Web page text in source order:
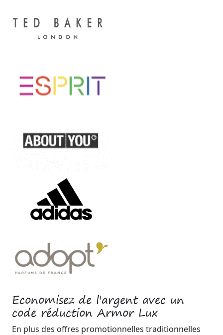
Economisez de l'argent avec un
code réduction Armor Lux
En plus des offres promotionnelles traditionnelles